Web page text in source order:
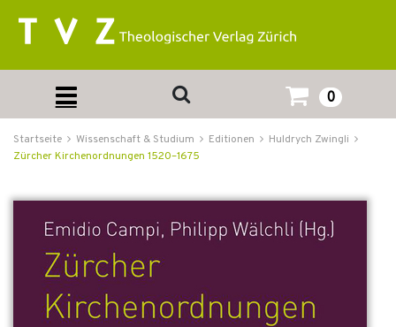
0
Startseite Wissenschaft & Studium Editionen
Huldrych Zwingli
Zürcher Kirchenordnungen 1520–1675